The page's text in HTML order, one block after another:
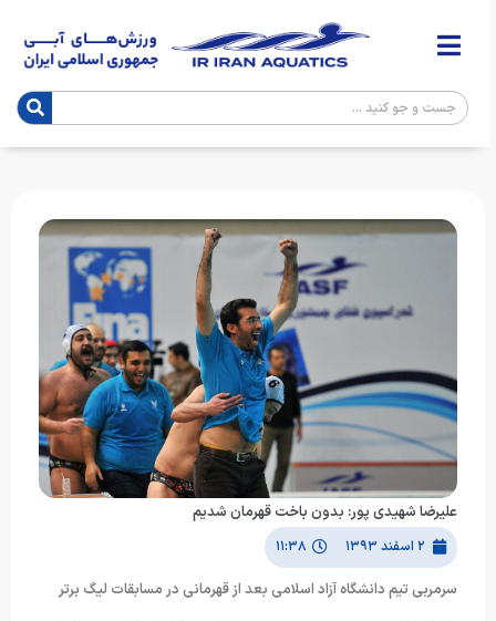
علیرضا شهیدی پور: بدون باخت قهرمان شدیم
۲ اسفند ۱۳۹۳ ۱۱:۳۸
سرمربی تیم دانشگاه آزاد اسلامی بعد از قهرمانی در مسابقات لیگ برتر